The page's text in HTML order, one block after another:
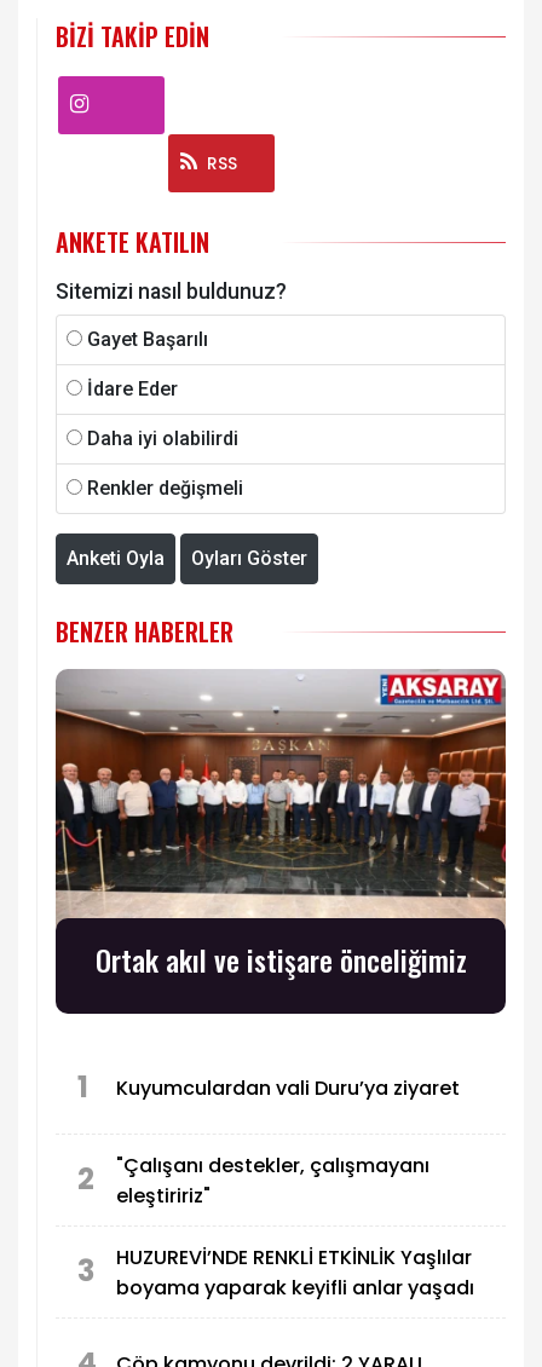
BIZI TAKIP EDIN
RSS
ANKETE KATILIN
Sitemizi nasıl buldunuz?
Gayet Başarılı
İdare Eder
Daha iyi olabilirdi
Renkler değişmeli
Anketi Oyla Oyları Göster
BENZER HABERLER
Ortak akıl ve istişare önceliğimiz
1 Kuyumculardan vali Duru’ya ziyaret
2
"Çalışanı destekler, çalışmayanı
eleştiririz"
3
HUZUREVİ’NDE RENKLİ ETKİNLİK Yaşlılar
boyama yaparak keyifli anlar yaşadı